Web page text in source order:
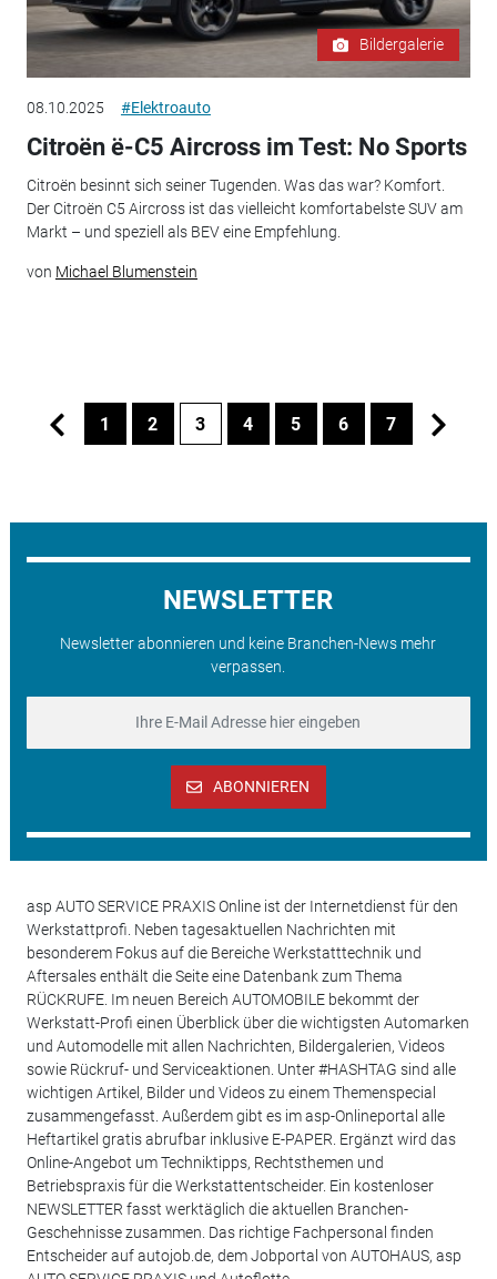
Bildergalerie
08.10.2025 #Elektroauto
Citroën ë-C5 Aircross im Test: No Sports
Citroën besinnt sich seiner Tugenden. Was das war? Komfort.
Der Citroën C5 Aircross ist das vielleicht komfortabelste SUV am
Markt – und speziell als BEV eine Empfehlung.
von Michael Blumenstein
1 2 3 4 5 6 7
NEWSLETTER
Newsletter abonnieren und keine Branchen-News mehr
verpassen.
ABONNIEREN
asp AUTO SERVICE PRAXIS Online ist der Internetdienst für den
Werkstattprofi. Neben tagesaktuellen Nachrichten mit
besonderem Fokus auf die Bereiche Werkstatttechnik und
Aftersales enthält die Seite eine Datenbank zum Thema
RÜCKRUFE. Im neuen Bereich AUTOMOBILE bekommt der
Werkstatt-Profi einen Überblick über die wichtigsten Automarken
und Automodelle mit allen Nachrichten, Bildergalerien, Videos
sowie Rückruf- und Serviceaktionen. Unter #HASHTAG sind alle
wichtigen Artikel, Bilder und Videos zu einem Themenspecial
zusammengefasst. Außerdem gibt es im asp-Onlineportal alle
Heftartikel gratis abrufbar inklusive E-PAPER. Ergänzt wird das
Online-Angebot um Techniktipps, Rechtsthemen und
Betriebspraxis für die Werkstattentscheider. Ein kostenloser
NEWSLETTER fasst werktäglich die aktuellen Branchen-
Geschehnisse zusammen. Das richtige Fachpersonal finden
Entscheider auf autojob.de, dem Jobportal von AUTOHAUS, asp